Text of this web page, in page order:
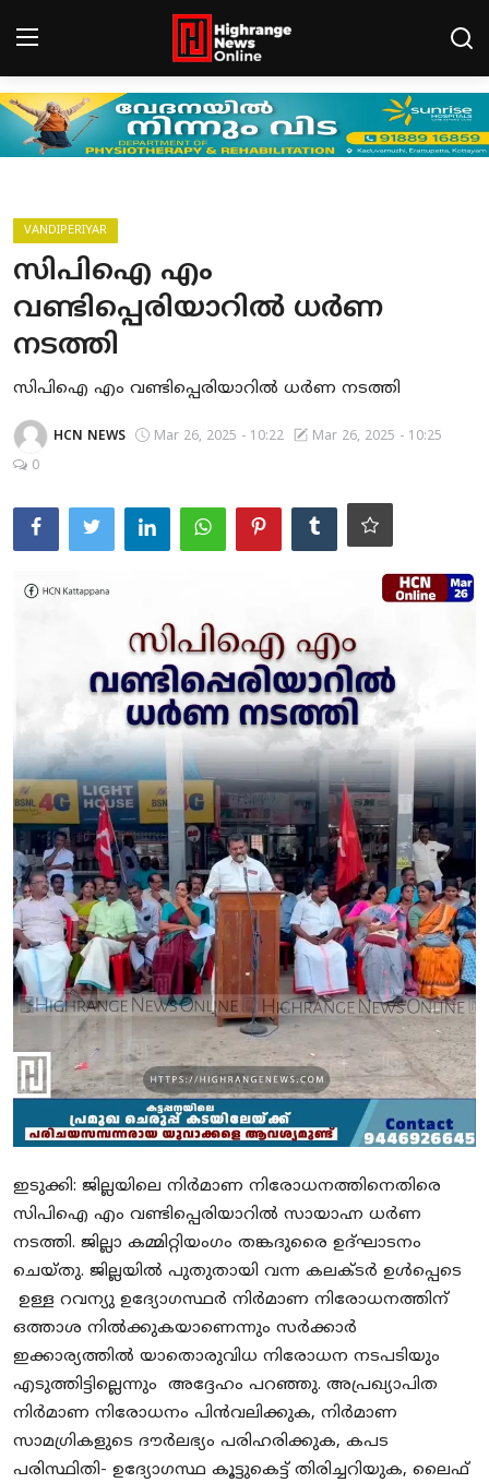
Login Register
HCN - CONNECT
Gallery
BREAKING NEWS
Contact
LEAD NEWS
INDIA
KERALA
KATTAPPANA
CRIME
ACCIDENT
NEDUMKANDAM
ADIMALY
LOCAL NEWS
SPORTS
MURIKKASSERY
VANDIPERIYAR
സിപിഐ എം
വണ്ടിപ്പെരിയാറില്‍ ധര്‍ണ
നടത്തി
സിപിഐ എം വണ്ടിപ്പെരിയാറില്‍ ധര്‍ണ നടത്തി
HCN NEWS Mar 26, 2025 - 10:22
Mar 26, 2025 - 10:25
0
ഇടുക്കി: ജില്ലയിലെ നിര്‍മാണ നിരോധനത്തിനെതിരെ
സിപിഐ എം വണ്ടിപ്പെരിയാറില്‍ സായാഹ്ന ധര്‍ണ
നടത്തി. ജില്ലാ കമ്മിറ്റിയംഗം തങ്കദുരൈ ഉദ്ഘാടനം
ചെയ്തു. ജില്ലയില്‍ പുതുതായി വന്ന കലക്ടര്‍ ഉള്‍പ്പെടെ
ഉള്ള റവന്യു ഉദ്യോഗസ്ഥര്‍ നിര്‍മാണ നിരോധനത്തിന്
ഒത്താശ നില്‍ക്കുകയാണെന്നും സര്‍ക്കാര്‍
ഇക്കാര്യത്തില്‍ യാതൊരുവിധ നിരോധന നടപടിയും
എടുത്തിട്ടില്ലെന്നും അദ്ദേഹം പറഞ്ഞു. അപ്രഖ്യാപിത
നിര്‍മാണ നിരോധനം പിന്‍വലിക്കുക, നിര്‍മാണ
സാമഗ്രികളുടെ ദൗര്‍ലഭ്യം പരിഹരിക്കുക, കപട
പരിസ്ഥിതി- ഉദ്യോഗസ്ഥ കൂട്ടുകെട്ട് തിരിച്ചറിയുക, ലൈഫ്